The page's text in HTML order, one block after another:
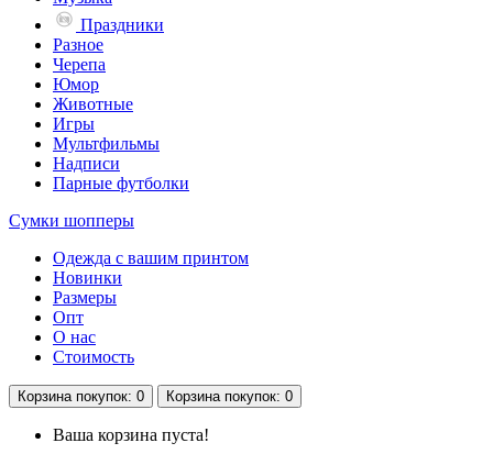
Праздники
Разное
Черепа
Юмор
Животные
Игры
Мультфильмы
Надписи
Парные футболки
Сумки шопперы
Одежда с вашим принтом
Новинки
Размеры
Опт
О нас
Стоимость
Корзинапокупок: 0 Корзинапокупок: 0
Ваша корзина пуста!